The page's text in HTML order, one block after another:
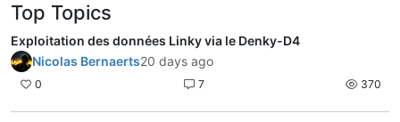
Top Topics
Exploitation des données Linky via le Denky-D4
Nicolas Bernaerts20 days ago
0 7 370